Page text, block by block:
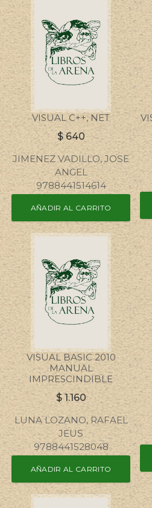
VISUAL C++, NET
$640
JIMENEZ VADILLO, JOSE
ANGEL
9788441514614
AÑADIR AL CARRITO
VISUAL BASIC 2010
MANUAL
IMPRESCINDIBLE
$1.160
LUNA LOZANO, RAFAEL
JEUS
9788441528048
AÑADIR AL CARRITO